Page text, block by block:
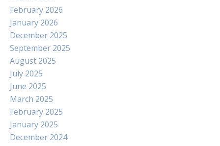
February 2026
January 2026
December 2025
September 2025
August 2025
July 2025
June 2025
March 2025
February 2025
January 2025
December 2024